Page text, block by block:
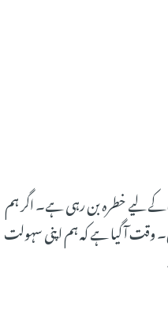
لیے خطرہ بن رہی ہے۔ اگر ہم
وقت آ گیا ہے کہ ہم اپنی سہولت